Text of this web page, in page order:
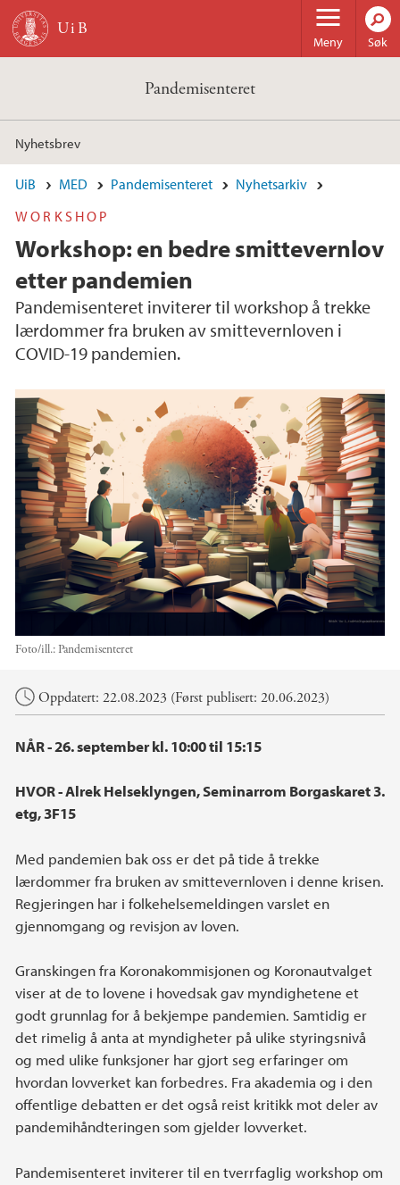
Hopp til hovedinnhold
Meny Søk
Pandemisenteret
Nyhetsbrev
UiB MED Pandemisenteret
Nyhetsarkiv
WORKSHOP
Workshop: en bedre smittevernlov
etter pandemien
Pandemisenteret inviterer til workshop å trekke
lærdommer fra bruken av smittevernloven i
COVID-19 pandemien.
Foto/ill.: Pandemisenteret
Hovedinnhold
Oppdatert: 22.08.2023 (Først publisert: 20.06.2023)
NÅR - 26. september kl. 10:00 til 15:15
HVOR - Alrek Helseklyngen, Seminarrom Borgaskaret 3.
etg, 3F15
Med pandemien bak oss er det på tide å trekke
lærdommer fra bruken av smittevernloven i denne krisen.
Regjeringen har i folkehelsemeldingen varslet en
gjennomgang og revisjon av loven.
Granskingen fra Koronakommisjonen og Koronautvalget
viser at de to lovene i hovedsak gav myndighetene et
godt grunnlag for å bekjempe pandemien. Samtidig er
det rimelig å anta at myndigheter på ulike styringsnivå
og med ulike funksjoner har gjort seg erfaringer om
hvordan lovverket kan forbedres. Fra akademia og i den
offentlige debatten er det også reist kritikk mot deler av
pandemihåndteringen som gjelder lovverket.
Pandemisenteret inviterer til en tverrfaglig workshop om